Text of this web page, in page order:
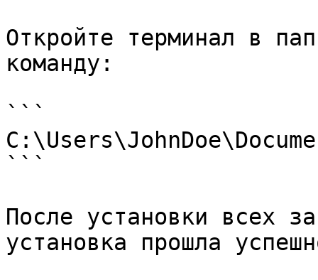
Откройте терминал в
команду:
```
```
После установки всех
установка прошла